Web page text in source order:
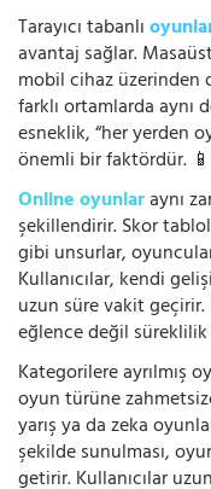
Tarayıcı tabanlı
avantaj sağlar.
mobil cihaz üzerinden
farklı ortamlarda aynı
esneklik, “her yerden
önemli bir faktördür.
Online oyunlaraynı
şekillendirir. Skor
gibi unsurlar,
Kullanıcılar, kendi
uzun süre vakit
eğlence değil
Kategorilere ayrılmış
oyun türüne
yarış ya da zeka
şekilde sunulması,
getirir. Kullanıcılar